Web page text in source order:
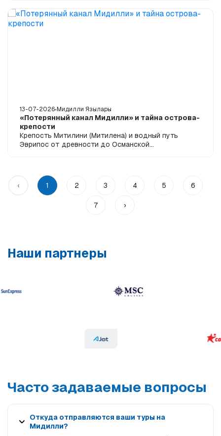
13-07-2026 Мидилли Язылары
«Потерянный канал Мидилли» и тайна острова-
крепости
Крепость Митилини (Митилена) и водный путь
Эврипос от древности до Османской
‹ 1 2 3 4 5 6
7 ›
Наши партнеры
Часто задаваемые вопросы
Откуда отправляются ваши туры на
Мидилли?